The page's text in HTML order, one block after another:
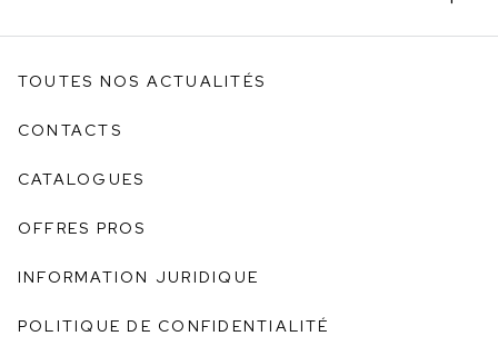
TOUTES NOS ACTUALITÉS
CONTACTS
CATALOGUES
OFFRES PROS
INFORMATION JURIDIQUE
POLITIQUE DE CONFIDENTIALITÉ